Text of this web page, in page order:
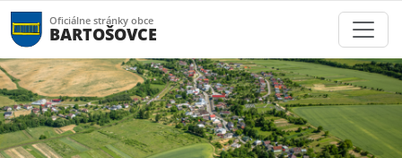
Oficiálne stránky obce
BARTOŠOVCE